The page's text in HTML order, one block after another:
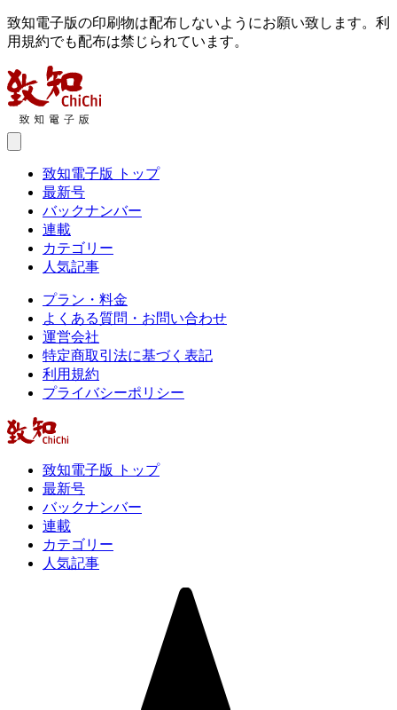
致知電子版の印刷物は配布しないようにお願い致します。利
用規約でも配布は禁じられています。
致知電子版 トップ
最新号
バックナンバー
連載
カテゴリー
人気記事
プラン・料金
よくある質問・お問い合わせ
運営会社
特定商取引法に基づく表記
利用規約
プライバシーポリシー
致知電子版 トップ
最新号
バックナンバー
連載
カテゴリー
人気記事